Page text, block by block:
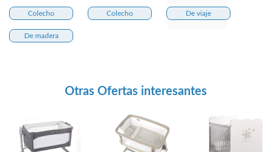
Colecho
De madera
Colecho De viaje
Otras Ofertas interesantes